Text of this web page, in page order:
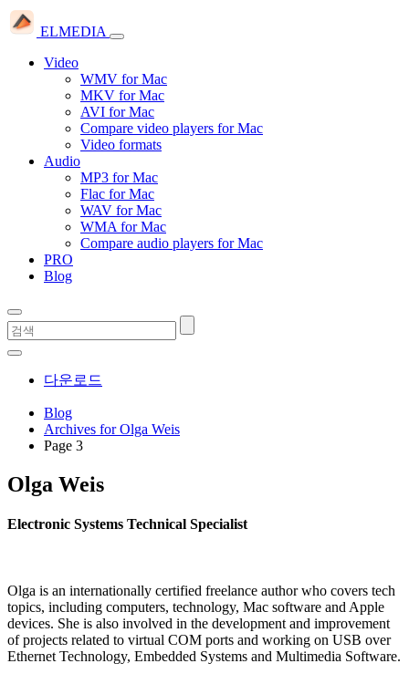
ELMEDIA
Video
WMV for Mac
MKV for Mac
AVI for Mac
Compare video players for Mac
Video formats
Audio
MP3 for Mac
Flac for Mac
WAV for Mac
WMA for Mac
Compare audio players for Mac
PRO
Blog
다운로드
Blog
Archives for Olga Weis
Page 3
Olga Weis
Electronic Systems Technical Specialist
Olga is an internationally certified freelance author who covers tech
topics, including computers, technology, Mac software and Apple
devices. She is also involved in the development and improvement
of projects related to virtual COM ports and working on USB over
Ethernet Technology, Embedded Systems and Multimedia Software.